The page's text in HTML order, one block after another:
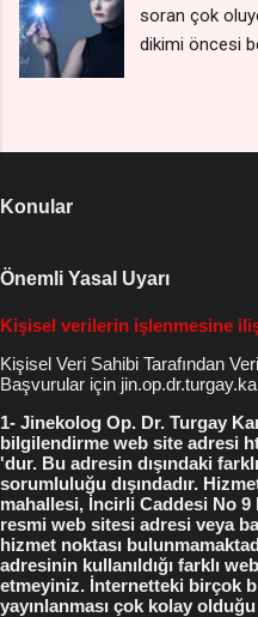
Muayanesi
Daraltma
*** ( kişiler
Yorumları
0542 215 7274
soran çok
dikimi öncesi
öncelikle
olmadığını
panik halinde
bozulduğu
*** Kızlık
Listesini
listesine
Kızlık Zarı
Yorumlarını
Yorumları Blog
hakkında tüm
oluyor , kızlık
larında kayı...
Konular
Önemli Yasal Uyarı
Kişisel verilerin işlenmesine
Kişisel Veri Sahibi Tarafından
Başvurular için
1- Jinekolog Op. Dr. Turgay
bilgilendirme web site adresi
'dur. Bu adresin dışındaki
sorumluluğu dışındadır.
mahallesi, İncirli Caddesi No
resmi web sitesi adresi veya
hizmet noktası
adresinin kullanıldığı farklı
etmeyiniz. İnternetteki birçok
yayınlanması çok kolay